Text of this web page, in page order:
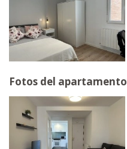
Fotos del apartamento